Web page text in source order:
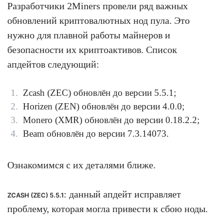
Разработчики 2Miners провели ряд важных
обновлений криптовалютных нод пула. Это
нужно для плавной работы майнеров и
безопасности их криптоактивов. Список
апдейтов следующий:
Zcash (ZEC) обновлён до версии 5.5.1;
Horizen (ZEN) обновлён до версии 4.0.0;
Monero (XMR) обновлён до версии 0.18.2.2;
Beam обновлён до версии 7.3.14073.
Ознакомимся с их деталями ближе.
ZCASH (ZEC) 5.5.1: данный апдейт исправляет
проблему, которая могла привести к сбою ноды.